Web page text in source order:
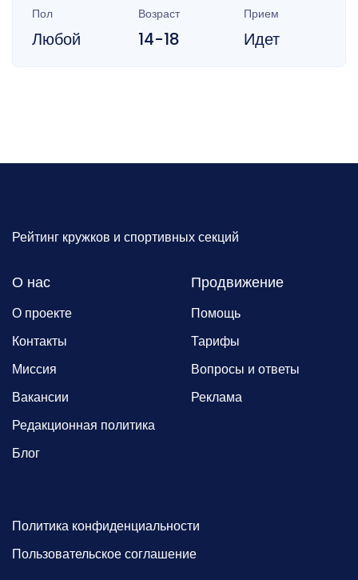
Пол
Любой
Возраст
14-18
Прием
Идет
Рейтинг кружков и спортивных секций
О нас
О проекте
Контакты
Миссия
Вакансии
Редакционная политика
Блог
Продвижение
Помощь
Тарифы
Вопросы и ответы
Реклама
Политика конфиденциальности
Пользовательское соглашение